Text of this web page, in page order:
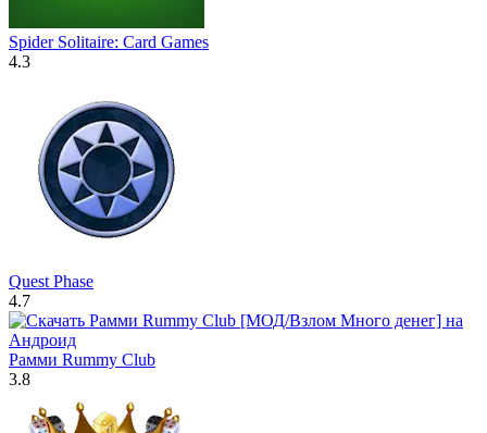
Spider Solitaire: Card Games
4.3
Quest Phase
4.7
Рамми Rummy Club
3.8